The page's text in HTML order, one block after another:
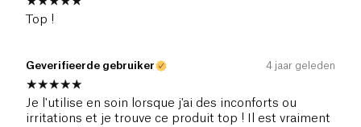
Top !
Geverifieerde gebruiker 4 jaar geleden
Je l'utilise en soin lorsque j'ai des inconforts ou
irritations et je trouve ce produit top ! Il est vraiment